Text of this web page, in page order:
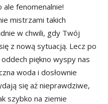
fenomenalnie!
mistrzami takich
w chwili, gdy Twój
z nową sytuacją. Lecz po
oddech piękno wyspy nas
woda i dosłownie
się aż nieprawdziwe,
szybko na ziemie